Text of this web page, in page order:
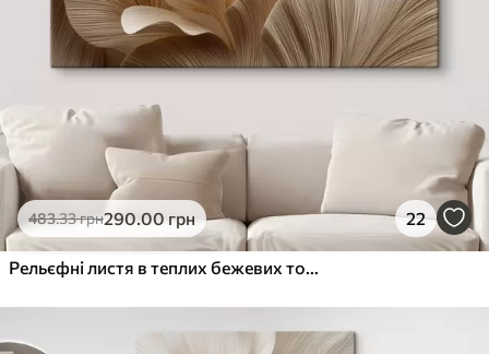
483.33грн290.00грн 22
Рельєфні листя в теплих бежевих тонах